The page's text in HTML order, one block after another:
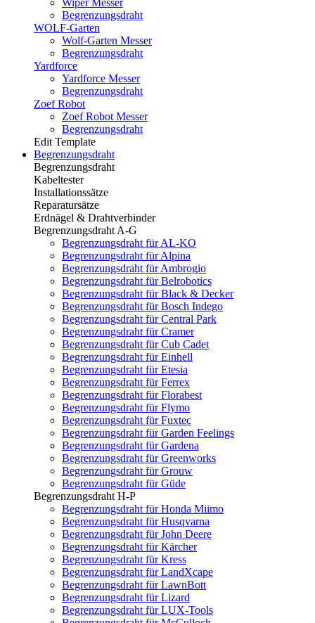
Wiper Messer
Begrenzungsdraht
WOLF-Garten
Wolf-Garten Messer
Begrenzungsdraht
Yardforce
Yardforce Messer
Begrenzungsdraht
Zoef Robot
Zoef Robot Messer
Begrenzungsdraht
Edit Template
Begrenzungsdraht
Begrenzungsdraht
Kabeltester
Installationssätze
Reparatursätze
Erdnägel & Drahtverbinder
Begrenzungsdraht A-G
Begrenzungsdraht für AL-KO
Begrenzungsdraht für Alpina
Begrenzungsdraht für Ambrogio
Begrenzungsdraht für Belrobotics
Begrenzungsdraht für Black & Decker
Begrenzungsdraht für Bosch Indego
Begrenzungsdraht für Central Park
Begrenzungsdraht für Cramer
Begrenzungsdraht für Cub Cadet
Begrenzungsdraht für Einhell
Begrenzungsdraht für Etesia
Begrenzungsdraht für Ferrex
Begrenzungsdraht für Florabest
Begrenzungsdraht für Flymo
Begrenzungsdraht für Fuxtec
Begrenzungsdraht für Garden Feelings
Begrenzungsdraht für Gardena
Begrenzungsdraht für Greenworks
Begrenzungsdraht für Grouw
Begrenzungsdraht für Güde
Begrenzungsdraht H-P
Begrenzungsdraht für Honda Miimo
Begrenzungsdraht für Husqvarna
Begrenzungsdraht für John Deere
Begrenzungsdraht für Kärcher
Begrenzungsdraht für Kress
Begrenzungsdraht für LandXcape
Begrenzungsdraht für LawnBott
Begrenzungsdraht für Lizard
Begrenzungsdraht für LUX-Tools